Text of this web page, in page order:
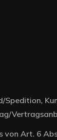
von Art. 6